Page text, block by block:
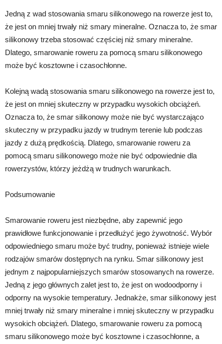
Jedną z wad stosowania smaru silikonowego na rowerze jest to,
że jest on mniej trwały niż smary mineralne. Oznacza to, że smar
silikonowy trzeba stosować częściej niż smary mineralne.
Dlatego, smarowanie roweru za pomocą smaru silikonowego
może być kosztowne i czasochłonne.
Kolejną wadą stosowania smaru silikonowego na rowerze jest to,
że jest on mniej skuteczny w przypadku wysokich obciążeń.
Oznacza to, że smar silikonowy może nie być wystarczająco
skuteczny w przypadku jazdy w trudnym terenie lub podczas
jazdy z dużą prędkością. Dlatego, smarowanie roweru za
pomocą smaru silikonowego może nie być odpowiednie dla
rowerzystów, którzy jeżdżą w trudnych warunkach.
Podsumowanie
Smarowanie roweru jest niezbędne, aby zapewnić jego
prawidłowe funkcjonowanie i przedłużyć jego żywotność. Wybór
odpowiedniego smaru może być trudny, ponieważ istnieje wiele
rodzajów smarów dostępnych na rynku. Smar silikonowy jest
jednym z najpopularniejszych smarów stosowanych na rowerze.
Jedną z jego głównych zalet jest to, że jest on wodoodporny i
odporny na wysokie temperatury. Jednakże, smar silikonowy jest
mniej trwały niż smary mineralne i mniej skuteczny w przypadku
wysokich obciążeń. Dlatego, smarowanie roweru za pomocą
smaru silikonowego może być kosztowne i czasochłonne, a